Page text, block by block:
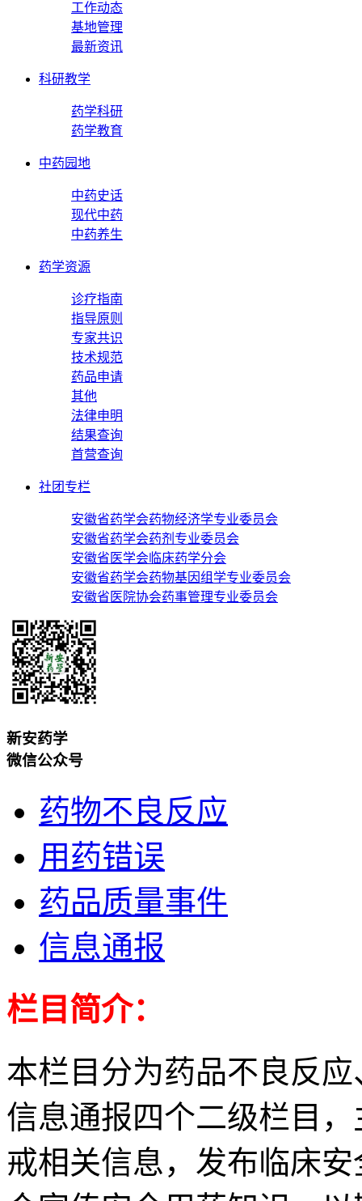
工作动态
基地管理
最新资讯
科研教学
药学科研
药学教育
中药园地
中药史话
现代中药
中药养生
药学资源
诊疗指南
指导原则
专家共识
技术规范
药品申请
其他
法律申明
结果查询
首营查询
社团专栏
安徽省药学会药物经济学专业委员会
安徽省药学会药剂专业委员会
安徽省医学会临床药学分会
安徽省药学会药物基因组学专业委员会
安徽省医院协会药事管理专业委员会
新安药学
微信公众号
药物不良反应
用药错误
药品质量事件
信息通报
栏目简介：
本栏目分为药品不良反
信息通报四个二级栏目
戒相关信息，发布临床